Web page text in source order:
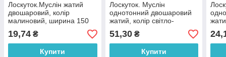
Лоскуток.Муслін жатий
двошаровий, колір
малиновий, ширина 150
см No МЖ-4-13, 25*70 см
19,74 ₴
Купити
Лоскуток. Муслін
однотонний двошаровий
жатий, колір світло-
блакитний, ширина 160 см
No МЖ-3-65, 27*140 см
51,30₴
Купити
1,